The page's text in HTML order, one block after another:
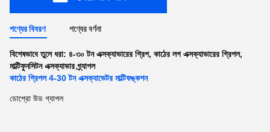
পণ্যের বিবরণ পণ্যের বর্ণনা
বিশেষভাবে তুলে ধরা: ৪-৩০ টন এক্সক্যাভারের গ্রিপ, কাঠের লগ এক্সক্যাভারের গ্রিপল,
মাল্টিফুনসিটন এক্সক্যাভার গ্র্যাপল
কাঠের গ্রিপল 4-30 টন এক্সক্যাভেটর মাল্টিফঙ্কশন
ডোপ্রো উড গ্যাপল